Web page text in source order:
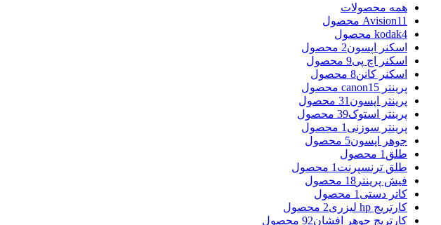
همه محصولات
Avision11 محصول
kodak4 محصول
اسکنر اپسون2 محصول
اسکنر اچ پی9 محصول
اسکنر کانن8 محصول
پرینتر canon 15 محصول
پرینتر اپسون 31 محصول
پرینتر استوک39 محصول
پرینتر سوزنی 1 محصول
جوهر اپسون5 محصول
طلق 1 محصول
طلق ترنسپرنت 1 محصول
فیش پرینتر 18 محصول
کاتر دستی 1 محصول
کارتریج hp لیزری
2 محصول
کارتریج جوهر افشان92 محصول